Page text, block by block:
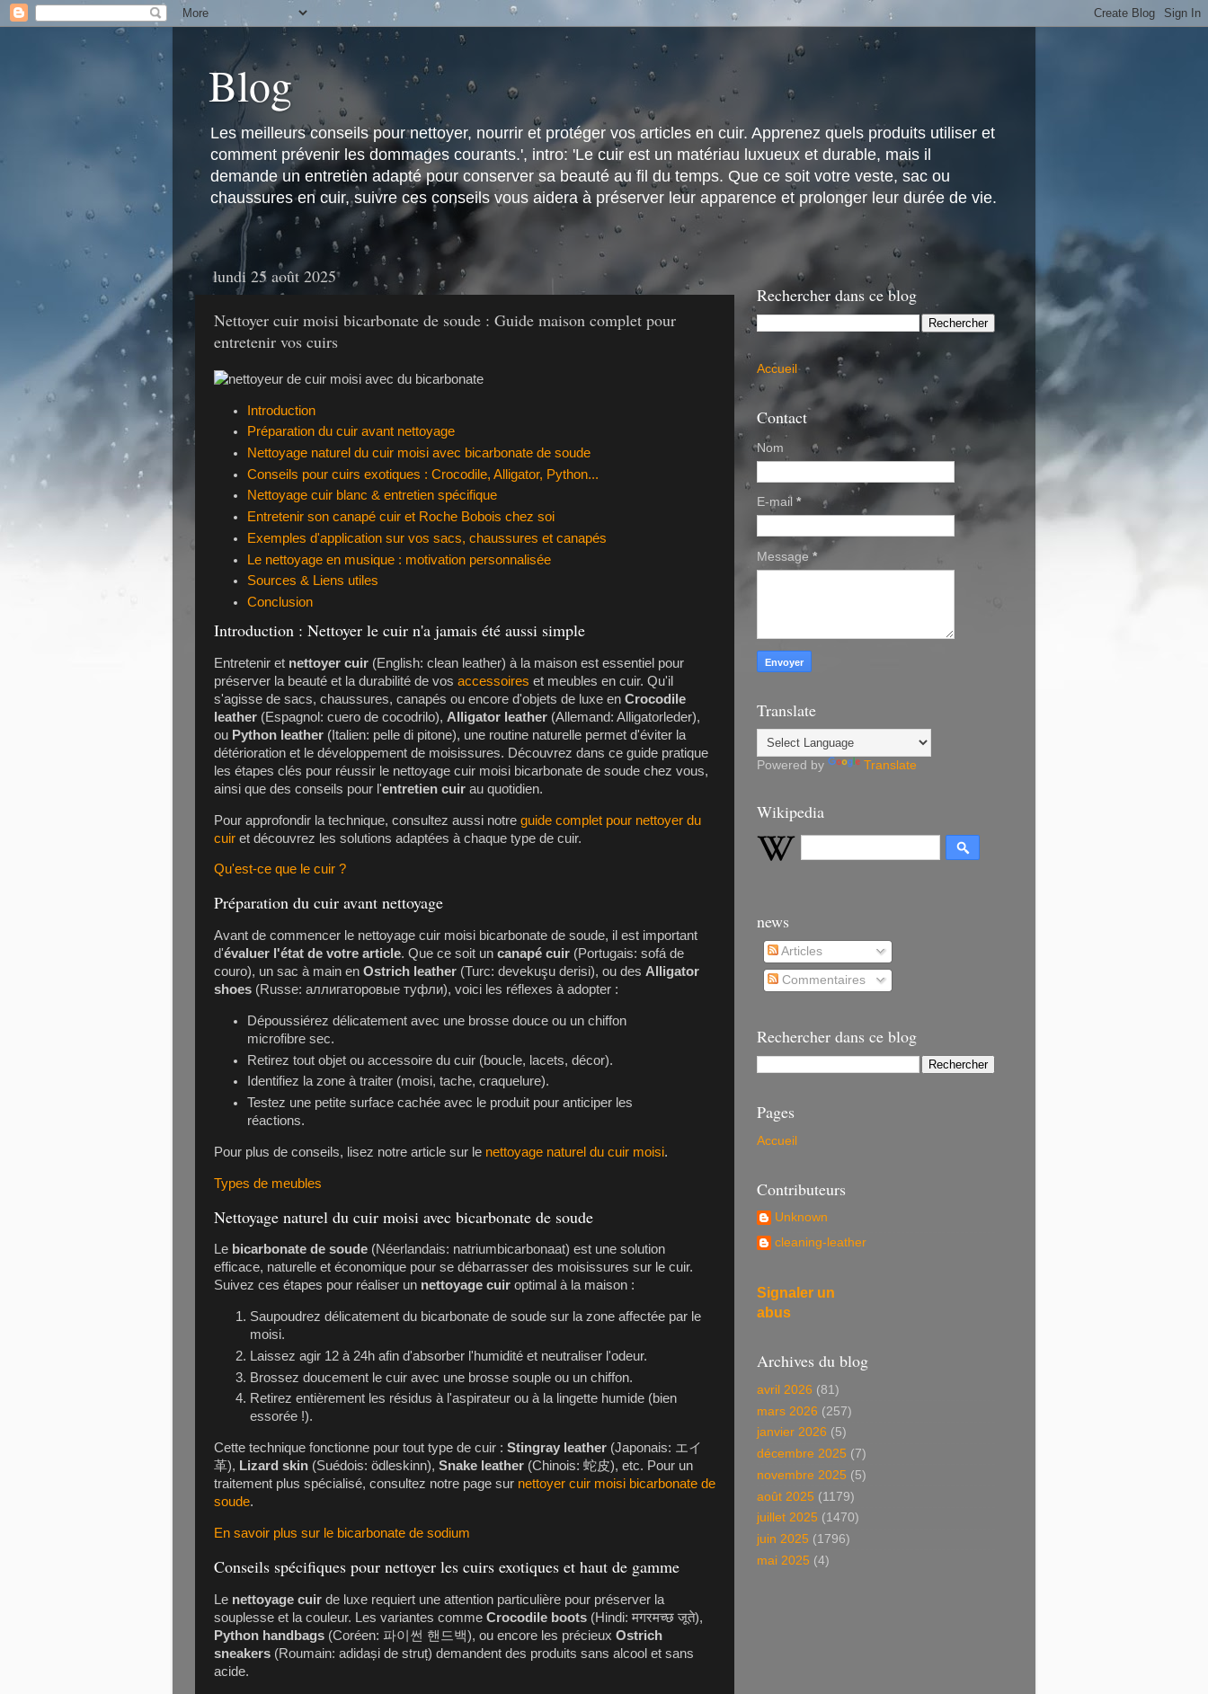
Blog
Les meilleurs conseils pour nettoyer, nourrir et protéger vos articles en cuir. Apprenez quels produits utiliser et
comment prévenir les dommages courants.', intro: 'Le cuir est un matériau luxueux et durable, mais il
demande un entretien adapté pour conserver sa beauté au fil du temps. Que ce soit votre veste, sac ou
chaussures en cuir, suivre ces conseils vous aidera à préserver leur apparence et prolonger leur durée de vie.
lundi 25 août 2025
Nettoyer cuir moisi bicarbonate de soude : Guide maison complet pour
entretenir vos cuirs
Introduction
Préparation du cuir avant nettoyage
Nettoyage naturel du cuir moisi avec bicarbonate de soude
Conseils pour cuirs exotiques : Crocodile, Alligator, Python...
Nettoyage cuir blanc & entretien spécifique
Entretenir son canapé cuir et Roche Bobois chez soi
Exemples d'application sur vos sacs, chaussures et canapés
Le nettoyage en musique : motivation personnalisée
Sources & Liens utiles
Conclusion
Introduction : Nettoyer le cuir n'a jamais été aussi simple
Entretenir et nettoyer cuir (English: clean leather) à la maison est essentiel pour
préserver la beauté et la durabilité de vos accessoires et meubles en cuir. Qu'il
s'agisse de sacs, chaussures, canapés ou encore d'objets de luxe en Crocodile
leather (Espagnol: cuero de cocodrilo), Alligator leather (Allemand: Alligatorleder),
ou Python leather (Italien: pelle di pitone), une routine naturelle permet d'éviter la
détérioration et le développement de moisissures. Découvrez dans ce guide pratique
les étapes clés pour réussir le nettoyage cuir moisi bicarbonate de soude chez vous,
ainsi que des conseils pour l'entretien cuir au quotidien.
Pour approfondir la technique, consultez aussi notre guide complet pour nettoyer du
cuir et découvrez les solutions adaptées à chaque type de cuir.
Qu'est-ce que le cuir ?
Préparation du cuir avant nettoyage
Avant de commencer le nettoyage cuir moisi bicarbonate de soude, il est important
d'évaluer l'état de votre article. Que ce soit un canapé cuir (Portugais: sofá de
couro), un sac à main en Ostrich leather (Turc: devekuşu derisi), ou des Alligator
shoes (Russe: аллигаторовые туфли), voici les réflexes à adopter :
Dépoussiérez délicatement avec une brosse douce ou un chiffon
microfibre sec.
Retirez tout objet ou accessoire du cuir (boucle, lacets, décor).
Identifiez la zone à traiter (moisi, tache, craquelure).
Testez une petite surface cachée avec le produit pour anticiper les
réactions.
Pour plus de conseils, lisez notre article sur le nettoyage naturel du cuir moisi.
Types de meubles
Nettoyage naturel du cuir moisi avec bicarbonate de soude
Le bicarbonate de soude (Néerlandais: natriumbicarbonaat) est une solution
efficace, naturelle et économique pour se débarrasser des moisissures sur le cuir.
Suivez ces étapes pour réaliser un nettoyage cuir optimal à la maison :
Saupoudrez délicatement du bicarbonate de soude sur la zone affectée par le
moisi.
Laissez agir 12 à 24h afin d'absorber l'humidité et neutraliser l'odeur.
Brossez doucement le cuir avec une brosse souple ou un chiffon.
Retirez entièrement les résidus à l'aspirateur ou à la lingette humide (bien
essorée !).
Cette technique fonctionne pour tout type de cuir : Stingray leather (Japonais: エイ
革), Lizard skin (Suédois: ödleskinn), Snake leather (Chinois: 蛇皮), etc. Pour un
traitement plus spécialisé, consultez notre page sur nettoyer cuir moisi bicarbonate de
soude.
En savoir plus sur le bicarbonate de sodium
Conseils spécifiques pour nettoyer les cuirs exotiques et haut de gamme
Le nettoyage cuir de luxe requiert une attention particulière pour préserver la
souplesse et la couleur. Les variantes comme Crocodile boots (Hindi: मगरमच्छ जूते),
Python handbags (Coréen: 파이썬 핸드백), ou encore les précieux Ostrich
sneakers (Roumain: adidași de struț) demandent des produits sans alcool et sans
acide.
Rechercher dans ce blog
Accueil
Contact
Nom
E-mail *
Message *
Translate
Powered by Translate
Wikipedia
news
Articles
Commentaires
Rechercher dans ce blog
Pages
Accueil
Contributeurs
Unknown
cleaning-leather
Signaler un
abus
Archives du blog
avril 2026 (81)
mars 2026 (257)
janvier 2026 (5)
décembre 2025 (7)
novembre 2025 (5)
août 2025 (1179)
juillet 2025 (1470)
juin 2025 (1796)
mai 2025 (4)